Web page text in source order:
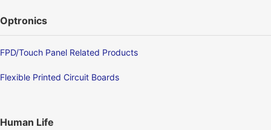
Optronics
FPD/Touch Panel Related Products
Flexible Printed Circuit Boards
Human Life